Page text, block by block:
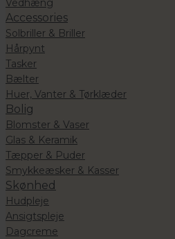
Vedhæng
Accessories
Solbriller & Briller
Hårpynt
Tasker
Bælter
Huer, Vanter & Tørklæder
Bolig
Blomster & Vaser
Glas & Keramik
Tæpper & Puder
Smykkeæsker & Kasser
Skønhed
Hudpleje
Ansigtspleje
Dagcreme